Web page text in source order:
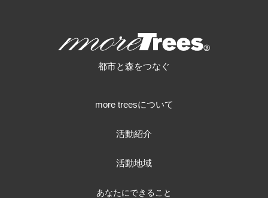
都市と森をつなぐ
more treesについて
活動紹介
活動地域
あなたにできること